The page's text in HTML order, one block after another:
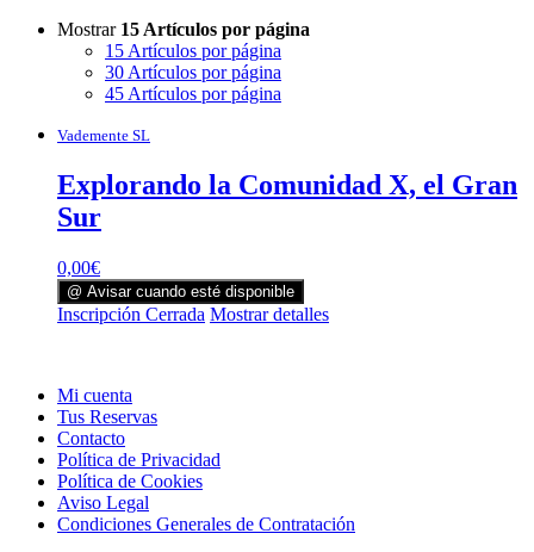
Mostrar 15 Artículos por página
15 Artículos por página
30 Artículos por página
45 Artículos por página
Vademente SL
Explorando la Comunidad X, el Gran
Sur
0,00€
@ Avisar cuando esté disponible
Inscripción Cerrada Mostrar detalles
Mi cuenta
Tus Reservas
Contacto
Política de Privacidad
Política de Cookies
Aviso Legal
Condiciones Generales de Contratación